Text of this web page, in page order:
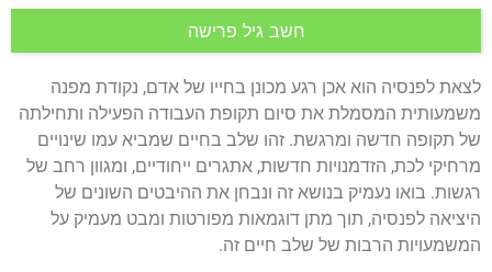
חשב גיל פרישה
לצאת לפנסיה הוא אכן רגע מכונן בחייו של אדם, נקודת מפנה
משמעותית המסמלת את סיום תקופת העבודה הפעילה ותחילתה
של תקופה חדשה ומרגשת. זהו שלב בחיים שמביא עמו שינויים
מרחיקי לכת, הזדמנויות חדשות, אתגרים ייחודיים, ומגוון רחב של
רגשות. בואו נעמיק בנושא זה ונבחן את ההיבטים השונים של
היציאה לפנסיה, תוך מתן דוגמאות מפורטות ומבט מעמיק על
המשמעויות הרבות של שלב חיים זה.